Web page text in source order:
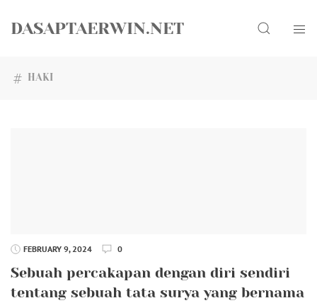
DASAPTAERWIN.NET Search
HAKI
FEBRUARY 9, 2024 0
Sebuah percakapan dengan diri sendiri
tentang sebuah tata surya yang bernama